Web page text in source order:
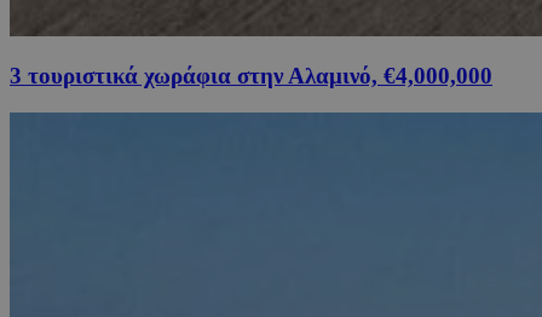
3 τουριστικά χωράφια στην Αλαμινό, €4,000,000